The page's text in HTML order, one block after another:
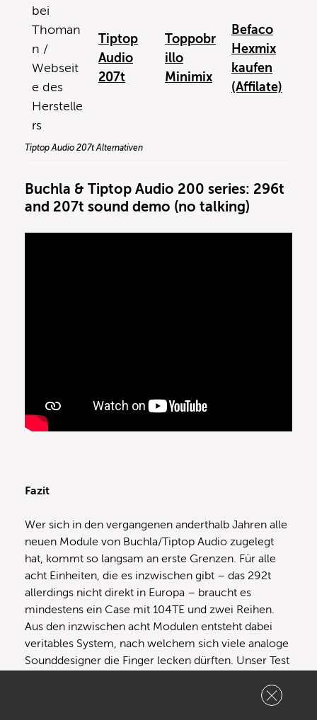
bei
Thoman
n /
Webseit
e des
Herstelle
rs
Tiptop
Audio
207t
Toppobr
illo
Minimix
Befaco
Hexmix
kaufen
(Affilate)
Tiptop Audio 207t Alternativen
Buchla & Tiptop Audio 200 series: 296t
and 207t sound demo (no talking)
Fazit
Wer sich in den vergangenen anderthalb Jahren alle
neuen Module von Buchla/Tiptop Audio zugelegt
hat, kommt so langsam an erste Grenzen. Für alle
acht Einheiten, die es inzwischen gibt – das 292t
allerdings nicht direkt in Europa – braucht es
mindestens ein Case mit 104TE und zwei Reihen.
Aus den inzwischen acht Modulen entsteht dabei
veritables System, nach welchem sich viele analoge
Sounddesigner die Finger lecken dürften. Unser Test